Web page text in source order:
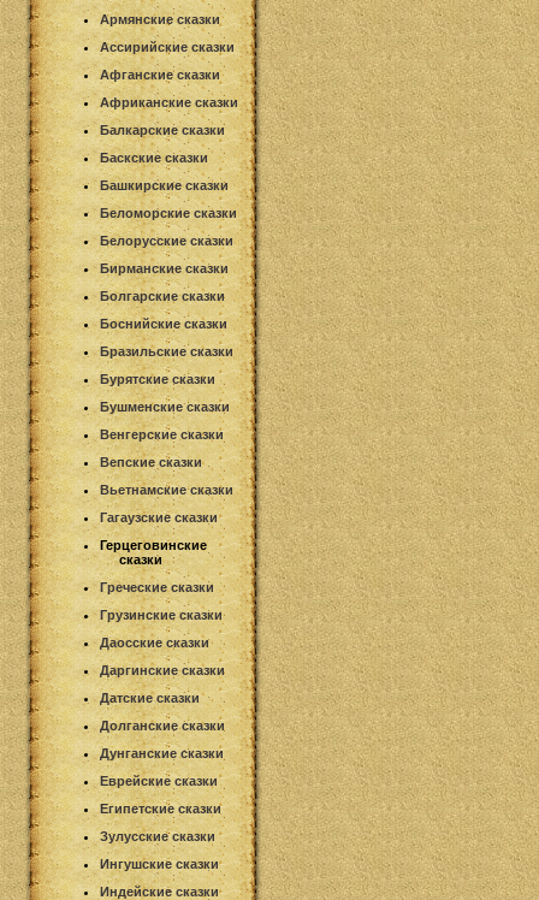
Армянские сказки
Ассирийские сказки
Афганские сказки
Африканские сказки
Балкарские сказки
Баскские сказки
Башкирские сказки
Беломорские сказки
Белорусские сказки
Бирманские сказки
Болгарские сказки
Боснийские сказки
Бразильские сказки
Бурятские сказки
Бушменские сказки
Венгерские сказки
Вепские сказки
Вьетнамские сказки
Гагаузские сказки
Герцеговинские
сказки
Греческие сказки
Грузинские сказки
Даосские сказки
Даргинские сказки
Датские сказки
Долганские сказки
Дунганские сказки
Еврейские сказки
Египетские сказки
Зулусские сказки
Ингушские сказки
Индейские сказки